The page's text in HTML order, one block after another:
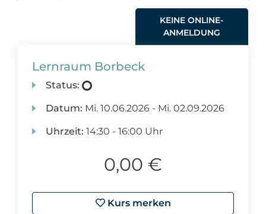
KEINE ONLINE-
ANMELDUNG
Lernraum Borbeck
Status:
Datum: Mi. 10.06.2026 - Mi. 02.09.2026
Uhrzeit: 14:30 - 16:00 Uhr
0,00 €
Kurs merken